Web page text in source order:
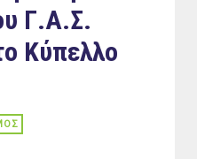
Γ.Α.Σ.
Κύπελλο